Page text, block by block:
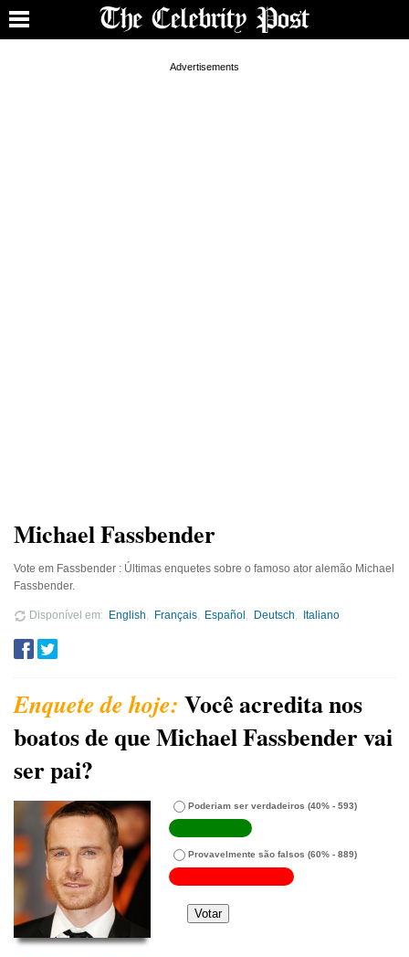
Michael Fassbender
Vote em Fassbender : Últimas enquetes sobre o famoso ator alemão Michael
Fassbender.
Disponível em English Français Español Deutsch Italiano
Você acredita nos
boatos de que Michael Fassbender vai
ser pai?
Poderiam ser verdadeiros (40% - 593)
Provavelmente são falsos (60% - 889)